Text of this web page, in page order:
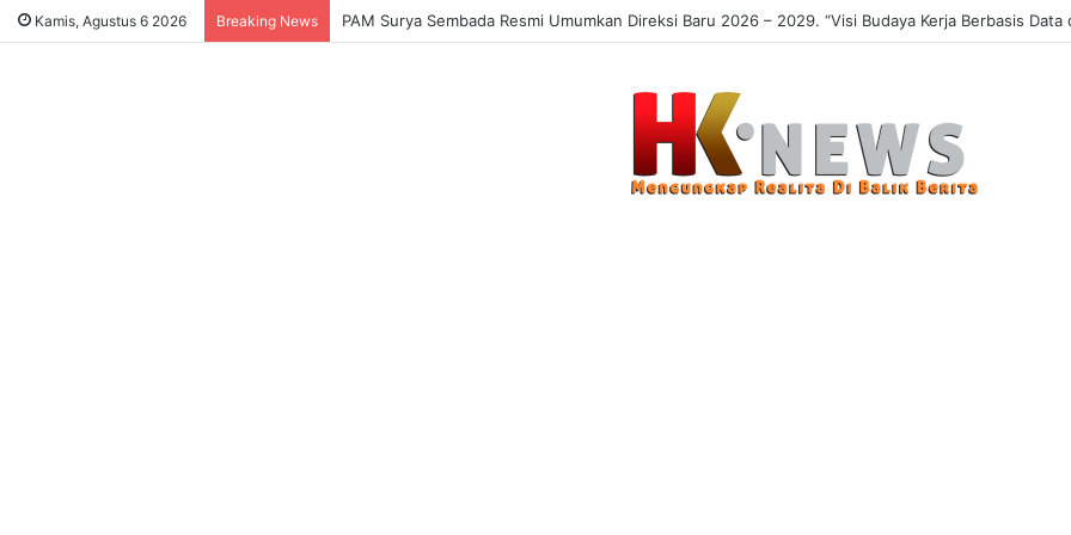
Kamis, Agustus 6 2026 Breaking News Sukses Tekan Bansos Salah Sasaran, Uji Coba Perlinsos Digital di Surabaya Hampir 100 Persen